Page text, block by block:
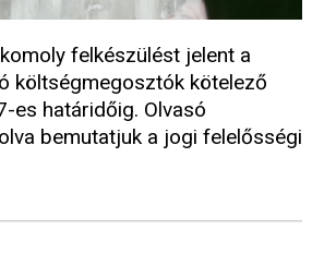
felkészülést jelent a
költségmegosztók kötelező
es határidőig. Olvasó
bemutatjuk a jogi felelősségi